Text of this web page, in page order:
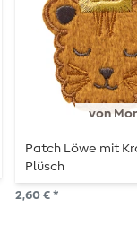
von
Patch Löwe mit
Plüsch
2,60 € *